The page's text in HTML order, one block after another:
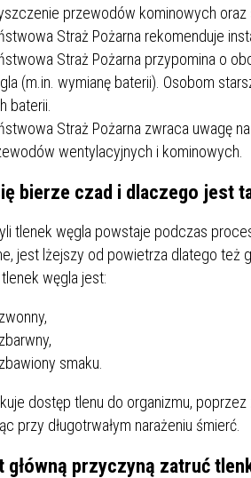
przewodów kominowych oraz
Straż Pożarna rekomenduje
Straż Pożarna przypomina o
(m.in. wymianę baterii). Osobom
baterii.
Straż Pożarna zwraca uwagę
wentylacyjnych i kominowych.
bierze czad i dlaczego jest
tlenek węgla powstaje podczas
jest lżejszy od powietrza dlatego też
węgla jest:
smaku.
dostęp tlenu do organizmu,
przy długotrwałym narażeniu śmierć.
główną przyczyną zatruć